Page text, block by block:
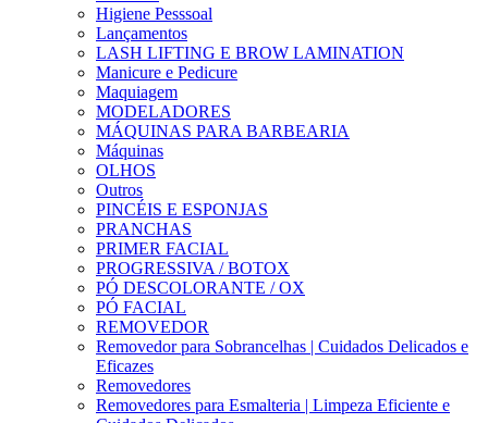
Higiene Pesssoal
Lançamentos
LASH LIFTING E BROW LAMINATION
Manicure e Pedicure
Maquiagem
MODELADORES
MÁQUINAS PARA BARBEARIA
Máquinas
OLHOS
Outros
PINCÉIS E ESPONJAS
PRANCHAS
PRIMER FACIAL
PROGRESSIVA / BOTOX
PÓ DESCOLORANTE / OX
PÓ FACIAL
REMOVEDOR
Removedor para Sobrancelhas | Cuidados Delicados e
Eficazes
Removedores
Removedores para Esmalteria | Limpeza Eficiente e